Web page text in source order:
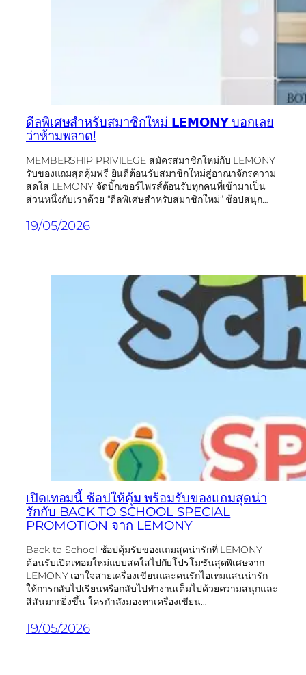
ดีลพิเศษสำหรับสมาชิกใหม่ 𝗟𝗘𝗠𝗢𝗡𝗬 บอกเลย
ว่าห้ามพลาด!
MEMBERSHIP PRIVILEGE สมัครสมาชิกใหม่กับ LEMONY
รับของแถมสุดคุ้มฟรี ยินดีต้อนรับสมาชิกใหม่สู่อาณาจักรความ
สดใส LEMONY จัดบิ๊กเซอร์ไพรส์ต้อนรับทุกคนที่เข้ามาเป็น
ส่วนหนึ่งกับเราด้วย “ดีลพิเศษสำหรับสมาชิกใหม่” ช้อปสนุก…
19/05/2026
เปิดเทอมนี้ ช้อปให้คุ้ม พร้อมรับของแถมสุดน่า
รักกับ BACK TO SCHOOL SPECIAL
PROMOTION จาก LEMONY
Back to School ช้อปคุ้มรับของแถมสุดน่ารักที่ LEMONY
ต้อนรับเปิดเทอมใหม่แบบสดใสไปกับโปรโมชันสุดพิเศษจาก
LEMONY เอาใจสายเครื่องเขียนและคนรักไอเทมแสนน่ารัก
ให้การกลับไปเรียนหรือกลับไปทำงานเต็มไปด้วยความสนุกและ
สีสันมากยิ่งขึ้น ใครกำลังมองหาเครื่องเขียน…
19/05/2026